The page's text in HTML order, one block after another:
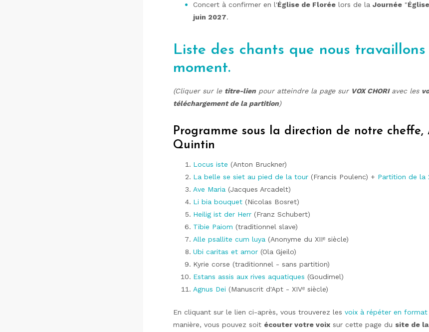
Concert à confirmer en l'Église de Florée lors de la Journée "
juin 2027.
Liste des chants que nous travaillons
moment.
(Cliquer sur le titre-lien pour atteindre la page sur VOX CHORIavec les
téléchargement de la partition)
Programme sous la direction de notre cheffe,
Quintin
Locus iste (Anton Bruckner)
La belle se siet au pied de la tour (Francis Poulenc) + Partition de la
Ave Maria (Jacques Arcadelt)
Li bia bouquet (Nicolas Bosret)
Heilig ist der Herr (Franz Schubert)
Tibie Paiom (traditionnel slave)
Alle psallite cum luya (Anonyme du XIIᵉ siècle)
Ubi caritas et amor (Ola Gjeilo)
Kyrie corse (traditionnel - sans partition)
Estans assis aux rives aquatiques (Goudimel)
Agnus Dei (Manuscrit d'Apt - XIVᵉ siècle)
En cliquant sur le lien ci-après, vous trouverez les voix à répéter en format
manière, vous pouvez soit écouter votre voix sur cette page du site de